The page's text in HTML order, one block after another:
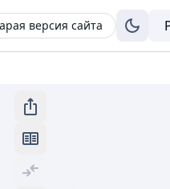
версия сайта